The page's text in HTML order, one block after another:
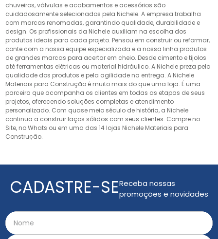
chuveiros, válvulas e acabamentos e acessórios são
cuidadosamente selecionados pela Nichele. A empresa trabalha
com marcas renomadas, garantindo qualidade, durabilidade e
design. Os profissionais da Nichele auxiliam na escolha dos
produtos ideais para cada projeto. Pensou em construir ou reformar,
conte com a nossa equipe especializada e a nossa linha produtos
de grandes marcas para acertar em cheio. Desde cimento e tijolos
até ferramentas elétricas ou material hidráulico. A Nichele preza pela
qualidade dos produtos e pela agilidade na entrega. A Nichele
Materiais para Construção é muito mais do que uma loja. É uma
parceira que acompanha os clientes em todas as etapas de seus
projetos, oferecendo soluções completas e atendimento
personalizado. Com quase meio século de história, a Nichele
continua a construir laços sólidos com seus clientes. Compre no
Site, no Whats ou em uma das 14 lojas Nichele Materiais para
Construção.
CADASTRE-SEReceba nossas
promoções e novidades